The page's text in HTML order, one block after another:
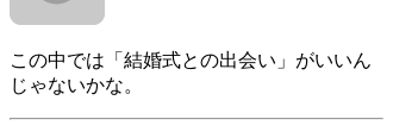
この中では「結婚式との出会い」がいいん
じゃないかな。